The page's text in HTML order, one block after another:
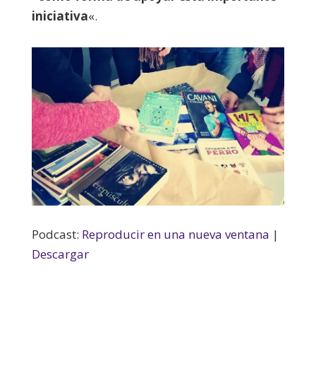
iniciativa«.
Podcast: Reproducir en una nueva ventana |
Descargar